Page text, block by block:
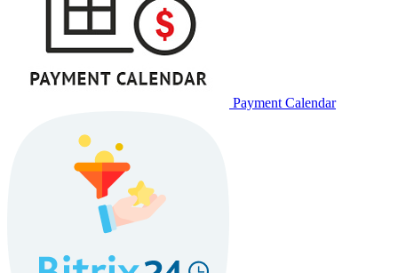
Payment Calendar